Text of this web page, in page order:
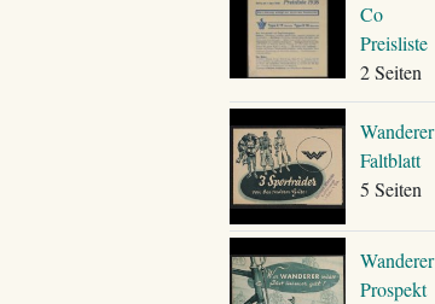
Co
Preisliste
2 Seiten
Wanderer
Faltblatt
5 Seiten
Wanderer
Prospekt